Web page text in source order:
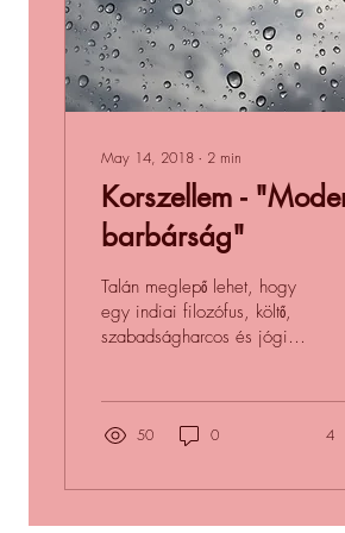
May 14, 2018 ∙ 2 min
Korszellem -
barbárság"
Talán meglepő lehet, hogy
egy indiai filozófus, költő,
szabadságharcos és jógi
50 0 4